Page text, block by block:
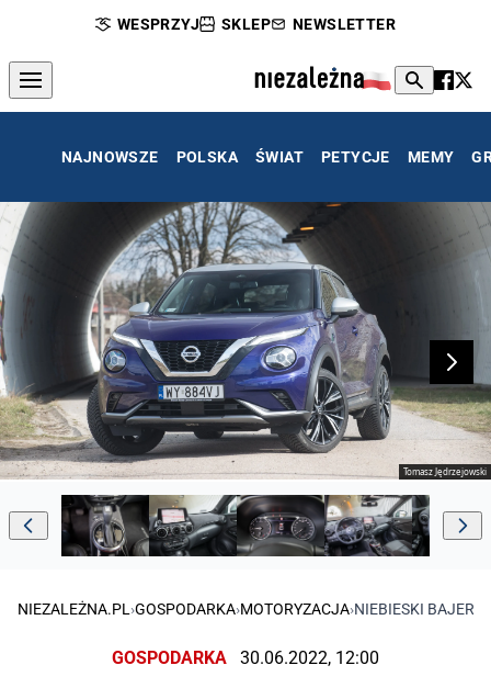
WESPRZYJ SKLEP NEWSLETTER
NAJNOWSZE POLSKA ŚWIAT PETYCJE MEMY
Tomasz Jędrzejowski
NIEZALEŻNA.PL ›GOSPODARKA›MOTORYZACJA›NIEBIESKI
GOSPODARKA 30.06.2022, 12:00